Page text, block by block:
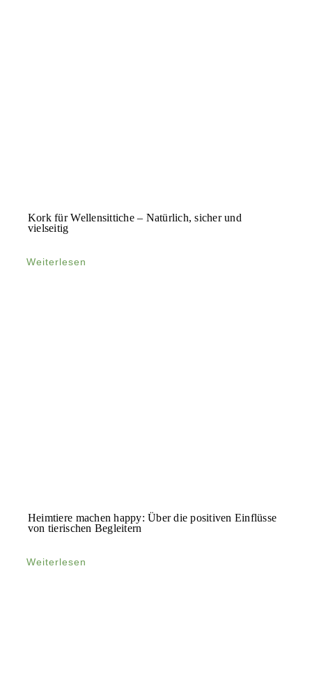
Kork für Wellensittiche – Natürlich, sicher und
vielseitig
Weiterlesen
Heimtiere machen happy: Über die positiven Einflüsse
von tierischen Begleitern
Weiterlesen